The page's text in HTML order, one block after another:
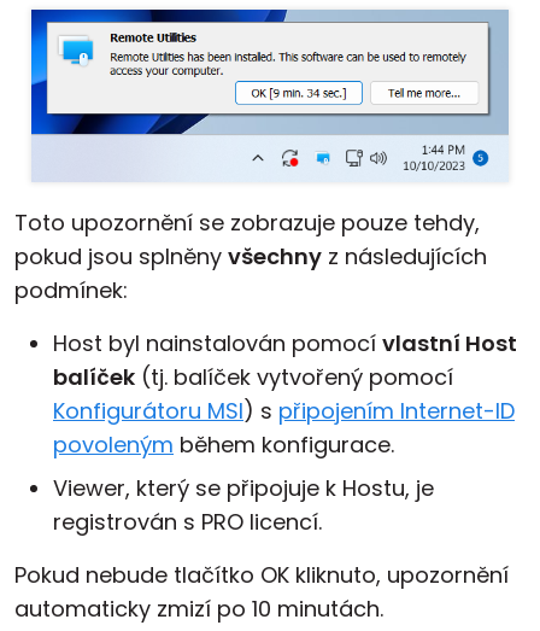
Toto upozornění se zobrazuje pouze tehdy,
pokud jsou splněny všechny z následujících
podmínek:
Host byl nainstalován pomocí vlastní Host
balíček (tj. balíček vytvořený pomocí
Konfigurátoru MSI) s připojením Internet-ID
povoleným během konfigurace.
Viewer, který se připojuje k Hostu, je
registrován s PRO licencí.
Pokud nebude tlačítko OK kliknuto, upozornění
automaticky zmizí po 10 minutách.